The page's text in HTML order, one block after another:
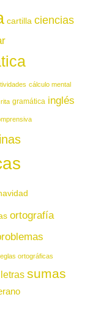
cartilla ciencias
cálculo mental
gramática inglés
ortografía
ortográficas
sumas